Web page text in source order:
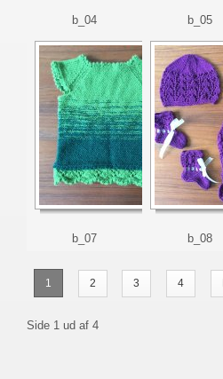
b_04 b_05
b_07 b_08
1 2 3 4
Side 1 ud af 4